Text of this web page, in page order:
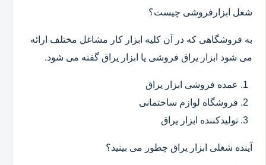
شغل ابزارفروشی چیست؟
به فروشگاهی که در آن کلیه ابزار کار مشاغل مختلف ارائه
می شود ابزار یراق فروشی یا ابزار یراق گفته می شود.
عمده فروشی ابزار یراق
فروشگاه لوازم ساختمانی
تولیدکننده ابزار یراق
آینده شغلی ابزار یراق چطور می بینید؟